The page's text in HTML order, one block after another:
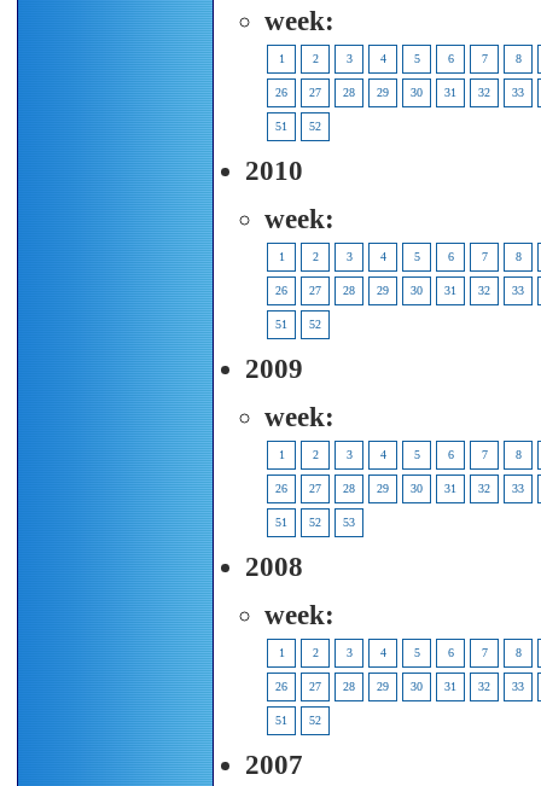
week:
1 2 3 4 5 6 7 8
26 27 28 29 30 31 32 33
51 52
2010
week:
1 2 3 4 5 6 7 8
26 27 28 29 30 31 32 33
51 52
2009
week:
1 2 3 4 5 6 7 8
26 27 28 29 30 31 32 33
51 52 53
2008
week:
1 2 3 4 5 6 7 8
26 27 28 29 30 31 32 33
51 52
2007